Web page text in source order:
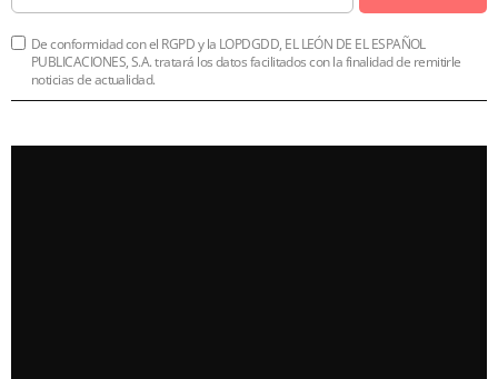
De conformidad con el RGPD y la LOPDGDD, EL LEÓN DE EL ESPAÑOL
PUBLICACIONES, S.A. tratará los datos facilitados con la finalidad de remitirle
noticias de actualidad.